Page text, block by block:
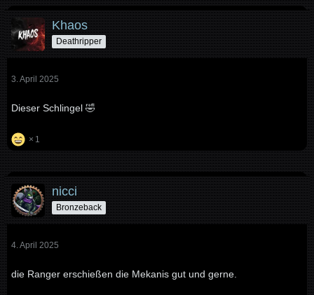
Khaos
Deathripper
3. April 2025
Dieser Schlingel 🤣
1
nicci
Bronzeback
4. April 2025
die Ranger erschießen die Mekanis gut und gerne.